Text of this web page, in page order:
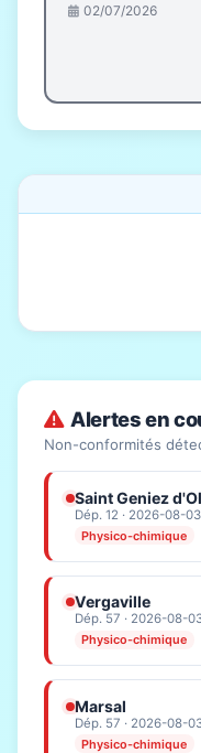
02/07/2026
Fenêtres
Alertes en
Non-conformités
Saint Geniez
Dép. 12 · 2026-08-03
Physico-chimique
Vergaville
Dép. 57 · 2026-08-
Physico-chimique
Marsal
Dép. 57 · 2026-08-
Physico-chimique